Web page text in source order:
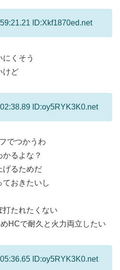
ID:Xkf1870ed.net
くそう
けど
ID:oy5RYK3K0.net
でつかうわ
るよな？
げるためだ
ておきたいし
打たれたくない
HCで耐久と火力両立したい
ID:oy5RYK3K0.net